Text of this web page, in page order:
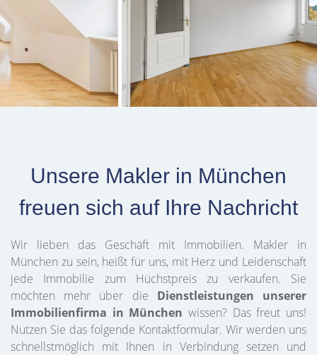
Unsere Makler in München
freuen sich auf Ihre Nachricht
Wir lieben das Geschäft mit Immobilien. Makler in
München zu sein, heißt für uns, mit Herz und Leidenschaft
jede Immobilie zum Hüchstpreis zu verkaufen. Sie
möchten mehr über die Dienstleistungen unserer
Immobilienfirma in München wissen? Das freut uns!
Nutzen Sie das folgende Kontaktformular. Wir werden uns
schnellstmöglich mit Ihnen in Verbindung setzen und